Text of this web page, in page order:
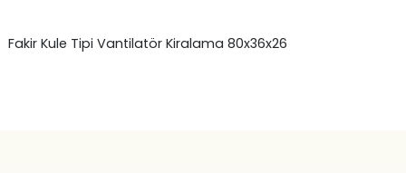
Fakir Kule Tipi Vantilatör Kiralama 80x36x26